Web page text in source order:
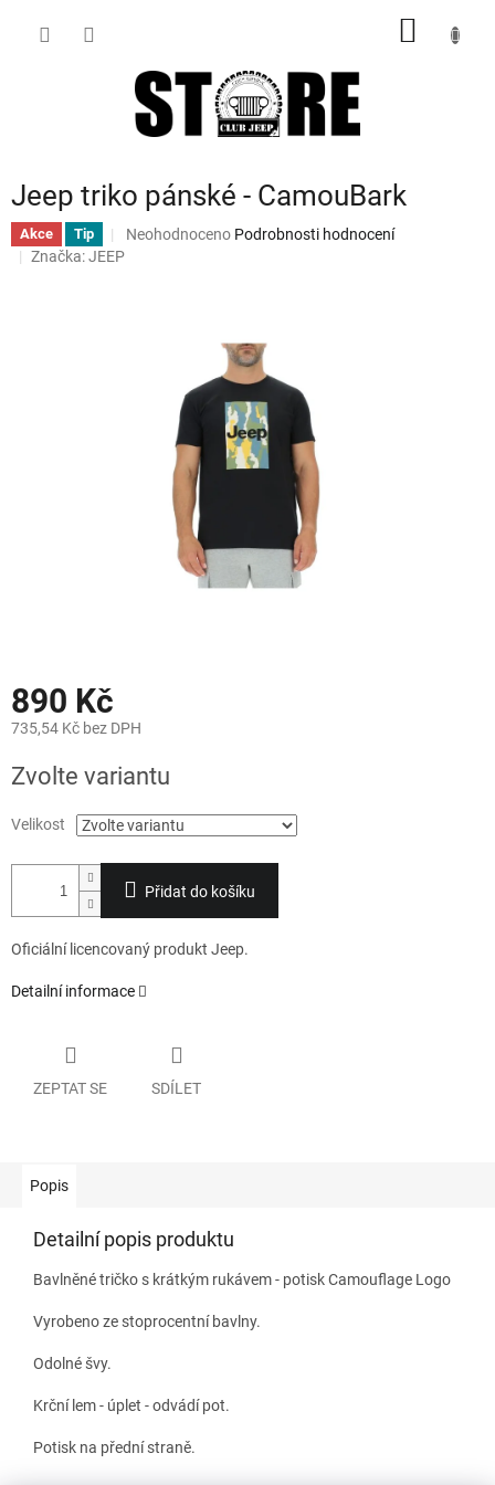
Jeep triko pánské - CamouBark
Akce Tip
Průměrné
hodnocení
Neohodnoceno Podrobnosti hodnocení
Značka:JEEP
890 Kč
735,54 Kč bez DPH
cena:
Zvolte variantu
Velikost
Přidat do košíku
Oficiální licencovaný produkt Jeep.
Detailní informace
ZEPTAT SE SDÍLET
Popis
Detailní popis produktu
Bavlněné tričko s krátkým rukávem - potisk Camouflage Logo
Vyrobeno ze stoprocentní bavlny.
Odolné švy.
Krční lem - úplet - odvádí pot.
Potisk na přední straně.